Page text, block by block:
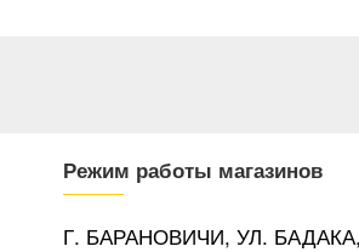
Режим работы магазинов
Г. БАРАНОВИЧИ, УЛ.